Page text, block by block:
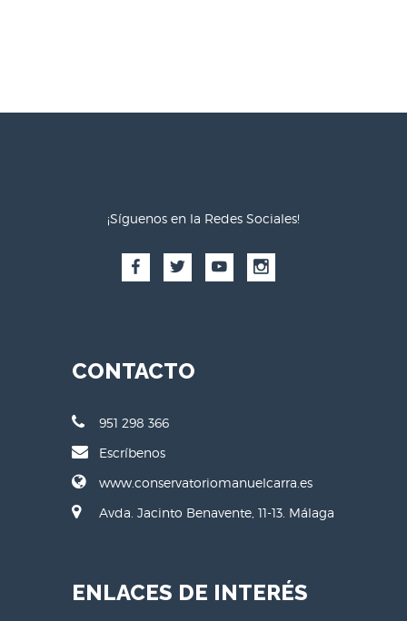
¡Síguenos en la Redes Sociales!
CONTACTO
951 298 366
Escríbenos
www.conservatoriomanuelcarra.es
Avda. Jacinto Benavente, 11-13. Málaga
ENLACES DE INTERÉS